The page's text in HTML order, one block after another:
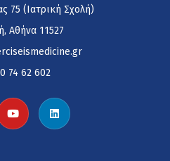
75 (Ιατρική Σχολή)
Αθήνα 11527
74 62 602